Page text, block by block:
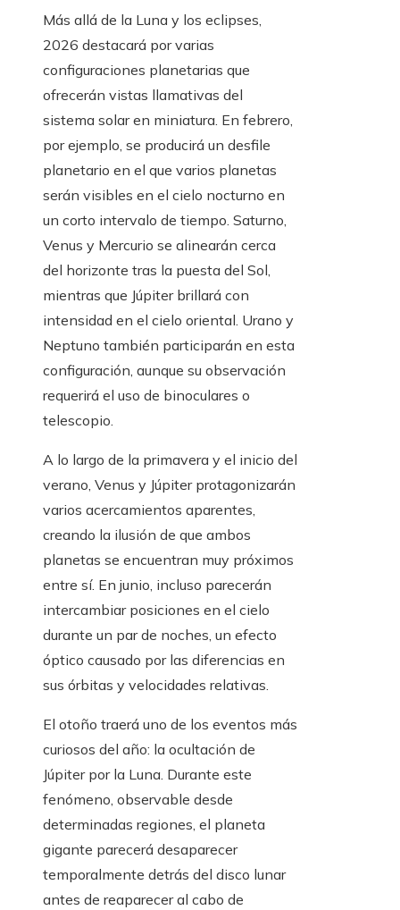
Más allá de la Luna y los eclipses,
2026 destacará por varias
configuraciones planetarias que
ofrecerán vistas llamativas del
sistema solar en miniatura. En febrero,
por ejemplo, se producirá un desfile
planetario en el que varios planetas
serán visibles en el cielo nocturno en
un corto intervalo de tiempo. Saturno,
Venus y Mercurio se alinearán cerca
del horizonte tras la puesta del Sol,
mientras que Júpiter brillará con
intensidad en el cielo oriental. Urano y
Neptuno también participarán en esta
configuración, aunque su observación
requerirá el uso de binoculares o
telescopio.
A lo largo de la primavera y el inicio del
verano, Venus y Júpiter protagonizarán
varios acercamientos aparentes,
creando la ilusión de que ambos
planetas se encuentran muy próximos
entre sí. En junio, incluso parecerán
intercambiar posiciones en el cielo
durante un par de noches, un efecto
óptico causado por las diferencias en
sus órbitas y velocidades relativas.
El otoño traerá uno de los eventos más
curiosos del año: la ocultación de
Júpiter por la Luna. Durante este
fenómeno, observable desde
determinadas regiones, el planeta
gigante parecerá desaparecer
temporalmente detrás del disco lunar
antes de reaparecer al cabo de